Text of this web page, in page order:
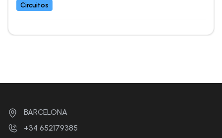
Circuitos
BARCELONA
+34 652179385